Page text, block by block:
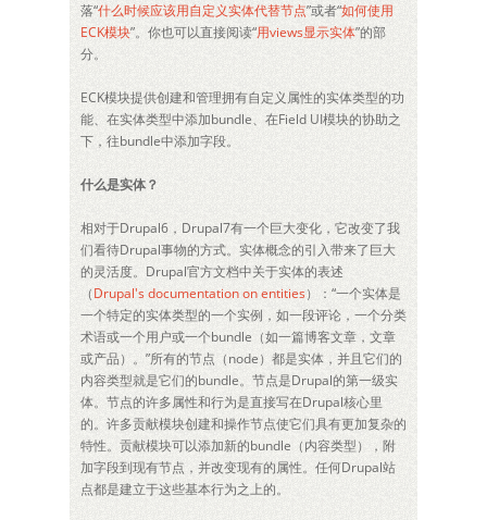
落“什么时候应该用自定义实体代替节点”或者“如何使用
ECK模块”。你也可以直接阅读“用views显示实体”的部
分。
ECK模块提供创建和管理拥有自定义属性的实体类型的功
能、在实体类型中添加bundle、在Field UI模块的协助之
下，往bundle中添加字段。
什么是实体？
相对于Drupal6，Drupal7有一个巨大变化，它改变了我
们看待Drupal事物的方式。实体概念的引入带来了巨大
的灵活度。Drupal官方文档中关于实体的表述
（Drupal's documentation on entities）：“一个实体是
一个特定的实体类型的一个实例，如一段评论，一个分类
术语或一个用户或一个bundle（如一篇博客文章，文章
或产品）。”所有的节点（node）都是实体，并且它们的
内容类型就是它们的bundle。节点是Drupal的第一级实
体。节点的许多属性和行为是直接写在Drupal核心里
的。许多贡献模块创建和操作节点使它们具有更加复杂的
特性。贡献模块可以添加新的bundle（内容类型），附
加字段到现有节点，并改变现有的属性。任何Drupal站
点都是建立于这些基本行为之上的。